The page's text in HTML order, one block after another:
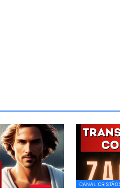
CANAL